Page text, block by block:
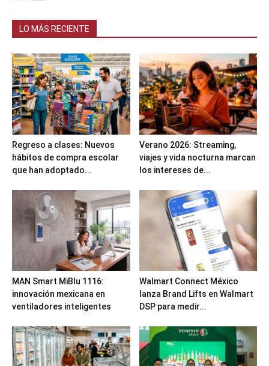
LO MÁS RECIENTE
Regreso a clases: Nuevos
hábitos de compra escolar
que han adoptado...
Verano 2026: Streaming,
viajes y vida nocturna marcan
los intereses de...
MAN Smart MiBlu 1116:
innovación mexicana en
ventiladores inteligentes
Walmart Connect México
lanza Brand Lifts en Walmart
DSP para medir...